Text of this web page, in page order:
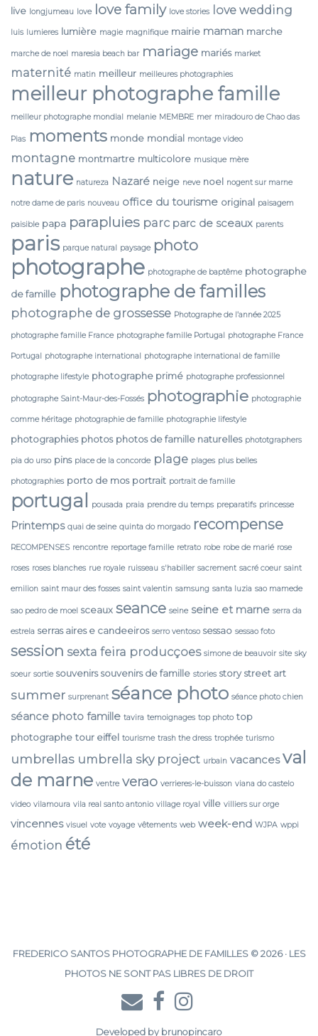
live longjumeau love love family love stories love wedding
luis lumieres lumière magie magnifique mairie maman marche
marche de noel maresia beach bar mariage mariés market
maternité matin meilleur meilleures photographies
meilleur photographe famille
meilleur photographe mondial melanie MEMBRE mer miradouro de Chao das
Pias moments monde mondial montage video
montagne montmartre multicolore musique mère
nature natureza Nazaré neige neve noel nogent sur marne
notre dame de paris nouveau office du tourisme original paisagem
paisible papa parapluies parc parc de sceaux parents
paris parque natural paysage photo
photographe photographe de baptême photographe
de famille photographe de familles
photographe de grossesse Photographe de l’année 2025
photographe famille France photographe famille Portugal photographe France
Portugal photographe international photographe international de famille
photographe lifestyle photographe primé photographe professionnel
photographe Saint-Maur-des-Fossés photographie photographie
comme héritage photographie de famille photographie lifestyle
photographies photos photos de famille naturelles phototgraphers
pia do urso pins place de la concorde plage plages plus belles
photographies porto de mos portrait portrait de famille
portugal pousada praia prendre du temps preparatifs princesse
Printemps quai de seine quinta do morgado recompense
RECOMPENSES rencontre reportage famille retrato robe robe de marié rose
roses roses blanches rue royale ruisseau s'habiller sacrement sacré coeur saint
emilion saint maur des fosses saint valentin samsung santa luzia sao mamede
sao pedro de moel sceaux seance seine seine et marne serra da
estrela serras aires e candeeiros serro ventoso sessao sessao foto
session sexta feira producçoes simone de beauvoir site sky
soeur sortie souvenirs souvenirs de famille stories story street art
summer surprenant séance photo séance photo chien
séance photo famille tavira temoignages top photo top
photographe tour eiffel tourisme trash the dress trophée turismo
umbrellas umbrella sky project urbain vacances val
de marne ventre verao verrieres-le-buisson viana do castelo
video vilamoura vila real santo antonio village royal ville villiers sur orge
vincennes visuel vote voyage vêtements web week-end WJPA wppi
émotion été
FREDERICO SANTOS PHOTOGRAPHE DE FAMILLES © 2026 · LES
PHOTOS NE SONT PAS LIBRES DE DROIT
Developed by brunopincaro